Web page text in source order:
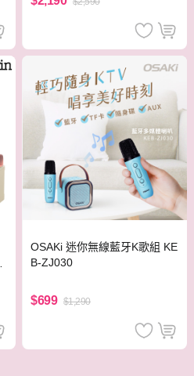
OSAKi 迷你無線藍牙K歌組 KE
B-ZJ030
$699 $1,290